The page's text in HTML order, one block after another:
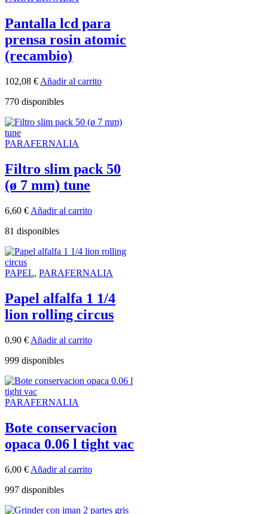
Pantalla lcd para
prensa rosin atomic
(recambio)
102,08 € Añadir al carrito
770 disponibles
PARAFERNALIA
Filtro slim pack 50
(ø 7 mm) tune
6,60 € Añadir al carrito
81 disponibles
PAPEL, PARAFERNALIA
Papel alfalfa 1 1/4
lion rolling circus
0,90 € Añadir al carrito
999 disponibles
PARAFERNALIA
Bote conservacion
opaca 0.06 l tight vac
6,00 € Añadir al carrito
997 disponibles